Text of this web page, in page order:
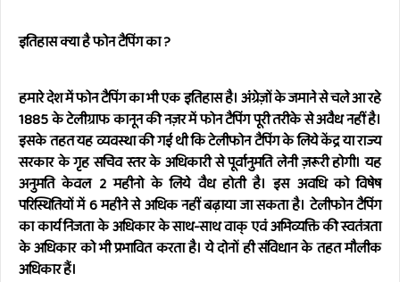
इतिहास क्या है फोन टैपिंग का ?
हमारे देश में फोन टैपिंग का भी एक इतिहास है। अंग्रेज़ों के जमाने से चले आ रहे
1885 के टेलीग्राफ कानून की नज़र में फोन टैपिंग पूरी तरीके से अवैध नहीं है।
इसके तहत यह व्यवस्था की गई थी कि टेलीफोन टैपिंग के लिये केंद्र या राज्य
सरकार के गृह सचिव स्तर के अधिकारी से पूर्वानुमति लेनी ज़रूरी होगी। यह
अनुमति केवल 2 महीनो के लिये वैध होती है। इस अवधि को विषेष
परिस्थितियों में 6 महीने से अधिक नहीं बढ़ाया जा सकता है। टेलीफोन टैपिंग
का कार्य निजता के अधिकार के साथ-साथ वाक् एवं अभिव्यक्ति की स्वतंत्रता
के अधिकार को भी प्रभावित करता है। ये दोनों ही संविधान के तहत मौलीक
अधिकार हैं।